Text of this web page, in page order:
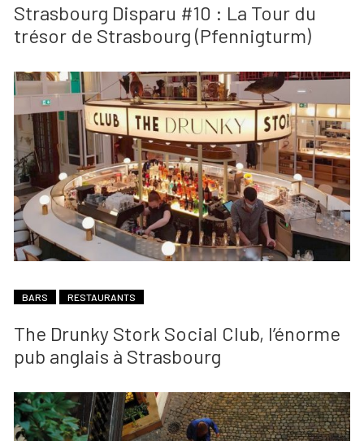
Strasbourg Disparu #10 : La Tour du
trésor de Strasbourg (Pfennigturm)
BARS RESTAURANTS
The Drunky Stork Social Club, l’énorme
pub anglais à Strasbourg